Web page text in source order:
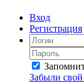
Вход
Регистрация
Забыли свой